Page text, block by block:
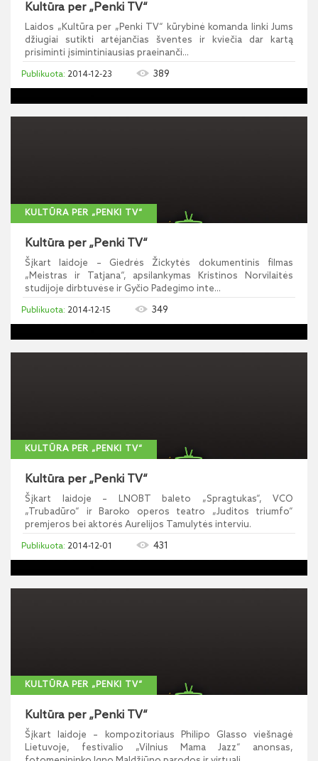
Kultūra per „Penki TV“
Laidos „Kultūra per „Penki TV“ kūrybinė komanda linki Jums
džiugiai sutikti artėjančias šventes ir kviečia dar kartą
prisiminti įsimintiniausias praeinanči...
2014-12-23 389
KULTŪRA PER „PENKI TV“
Kultūra per „Penki TV“
Šįkart laidoje – Giedrės Žickytės dokumentinis filmas
„Meistras ir Tatjana“, apsilankymas Kristinos Norvilaitės
studijoje dirbtuvėse ir Gyčio Padegimo inte...
2014-12-15 349
KULTŪRA PER „PENKI TV“
Kultūra per „Penki TV“
Šįkart laidoje – LNOBT baleto „Spragtukas“, VCO
„Trubadūro“ ir Baroko operos teatro „Juditos triumfo“
premjeros bei aktorės Aurelijos Tamulytės interviu.
2014-12-01 431
KULTŪRA PER „PENKI TV“
Kultūra per „Penki TV“
Šįkart laidoje – kompozitoriaus Philipo Glasso viešnagė
Lietuvoje, festivalio „Vilnius Mama Jazz“ anonsas,